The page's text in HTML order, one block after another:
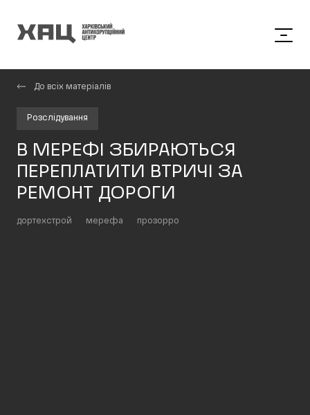
До всіх матеріалів
Розслідування
В МЕРЕФІ ЗБИРАЮТЬСЯ
ПЕРЕПЛАТИТИ ВТРИЧІ ЗА
РЕМОНТ ДОРОГИ
дортехстрой мерефа прозорро